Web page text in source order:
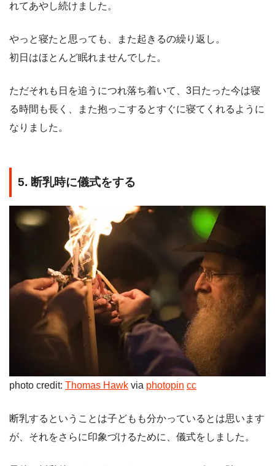
れてあやし続けました。
やっと寝たと思っても、また起きるの繰り返し。
初日はほとんど眠れませんでした。
ただそれも日を追うにつれ落ち着いて、3日たった今は寝
る時間も長く、また抱っこするとすぐに寝てくれるように
なりました。
5. 断乳時に儀式をする
photo credit: Thomas Hawk via photopin cc
断乳するということは子どもも分かっているとは思います
が、それをさらに印象づけるために、儀式をしました。